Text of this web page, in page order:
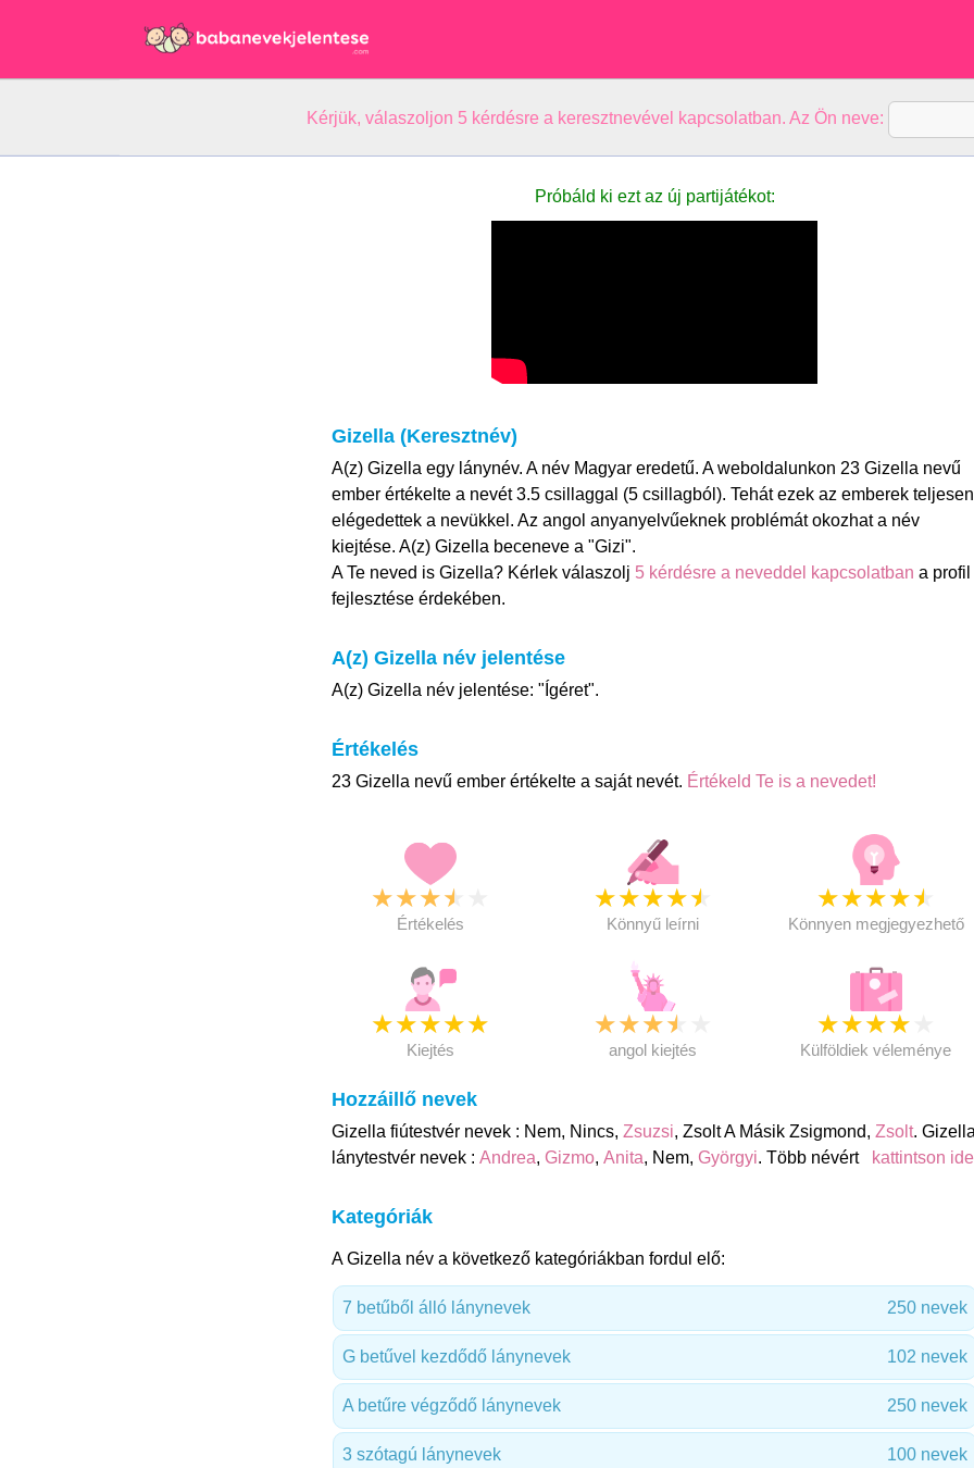
Kérjük, válaszoljon 5 kérdésre a keresztnevével kapcsolatban. Az Ön neve:
Próbáld ki ezt az új partijátékot:
Gizella (Keresztnév)
A(z) Gizella egy lánynév. A név Magyar eredetű. A weboldalunkon 23 Gizella nevű
ember értékelte a nevét 3.5 csillaggal (5 csillagból). Tehát ezek az emberek teljesen
elégedettek a nevükkel. Az angol anyanyelvűeknek problémát okozhat a név
kiejtése. A(z) Gizella beceneve a "Gizi".
A Te neved is Gizella? Kérlek válaszolj 5 kérdésre a neveddel kapcsolatban a profil
fejlesztése érdekében.
A(z) Gizella név jelentése
A(z) Gizella név jelentése: "Ígéret".
Értékelés
23 Gizella nevű ember értékelte a saját nevét. Értékeld Te is a nevedet!
★★★★
Értékelés
★★★★★
Könnyű leírni
★★★★★
Könnyen megjegyezhető
★★★★★
Kiejtés
★★★★
angol kiejtés
★★★★
Külföldiek véleménye
Hozzáillő nevek
Gizella fiútestvér nevek : Nem, Nincs, Zsuzsi, Zsolt A Másik Zsigmond, Zsolt. Gizella
lánytestvér nevek : Andrea, Gizmo, Anita, Nem, Györgyi. Több névért kattintson ide
Kategóriák
A Gizella név a következő kategóriákban fordul elő:
7 betűből álló lánynevek 250 nevek
G betűvel kezdődő lánynevek 102 nevek
A betűre végződő lánynevek 250 nevek
3 szótagú lánynevek 100 nevek